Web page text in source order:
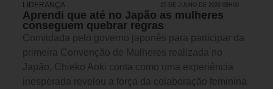
LIDERANÇA 25 DE JULHO DE 2026 08H00
Aprendi que até no Japão as mulheres
conseguem quebrar regras
Convidada pelo governo japonês para participar da
primeira Convenção de Mulheres realizada no
Japão, Chieko Aoki conta como uma experiência
inesperada revelou a força da colaboração feminina